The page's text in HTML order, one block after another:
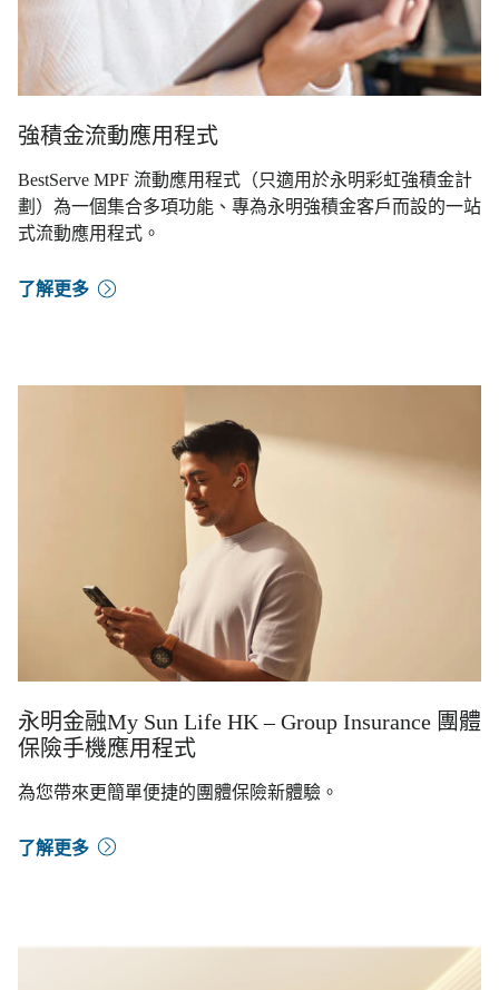
強積金流動應用程式
BestServe MPF 流動應用程式（只適用於永明彩虹強積金計
劃）為一個集合多項功能、專為永明強積金客戶而設的一站
式流動應用程式。
了解更多
永明金融My Sun Life HK – Group Insurance 團體
保險手機應用程式
為您帶來更簡單便捷的團體保險新體驗。
了解更多